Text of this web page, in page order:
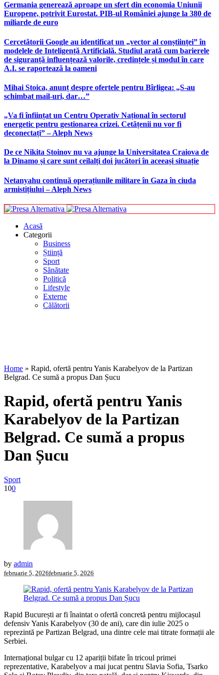
Germania generează aproape un sfert din economia Uniunii
Europene, potrivit Eurostat. PIB-ul României ajunge la 380 de
miliarde de euro
Cercetătorii Google au identificat un „vector al conștiinței” în
modelele de Inteligență Artificială. Studiul arată cum barierele
de siguranță influențează valorile, credințele și modul în care
A.I. se raportează la oameni
Mihai Stoica, anunț despre ofertele pentru Bîrligea: „S-au
schimbat mail-uri, dar…”
„Va fi înființat un Centru Operativ Național în sectorul
energetic pentru gestionarea crizei. Cetățenii nu vor fi
deconectați” – Aleph News
De ce Nikita Stoinov nu va ajunge la Universitatea Craiova de
la Dinamo și care sunt ceilalți doi jucători în aceeași situație
Netanyahu continuă operațiunile militare în Gaza în ciuda
armistițiului – Aleph News
Acasă
Categorii
Business
Știință
Sport
Sănătate
Politică
Lifestyle
Externe
Călătorii
Home » Rapid, ofertă pentru Yanis Karabelyov de la Partizan
Belgrad. Ce sumă a propus Dan Șucu
Rapid, ofertă pentru Yanis
Karabelyov de la Partizan
Belgrad. Ce sumă a propus
Dan Șucu
Sport
100
by admin
februarie 5, 2026februarie 5, 2026
Rapid București ar fi înaintat o ofertă concretă pentru mijlocașul
defensiv Yanis Karabelyov (30 de ani), care din iulie 2025 o
reprezintă pe Partizan Belgrad, una dintre cele mai titrate formații ale
Serbiei.
Internațional bulgar cu 12 apariții bifate în tricoul primei
reprezentative, Karabelyov a mai jucat pentru Slavia Sofia, Tsarko